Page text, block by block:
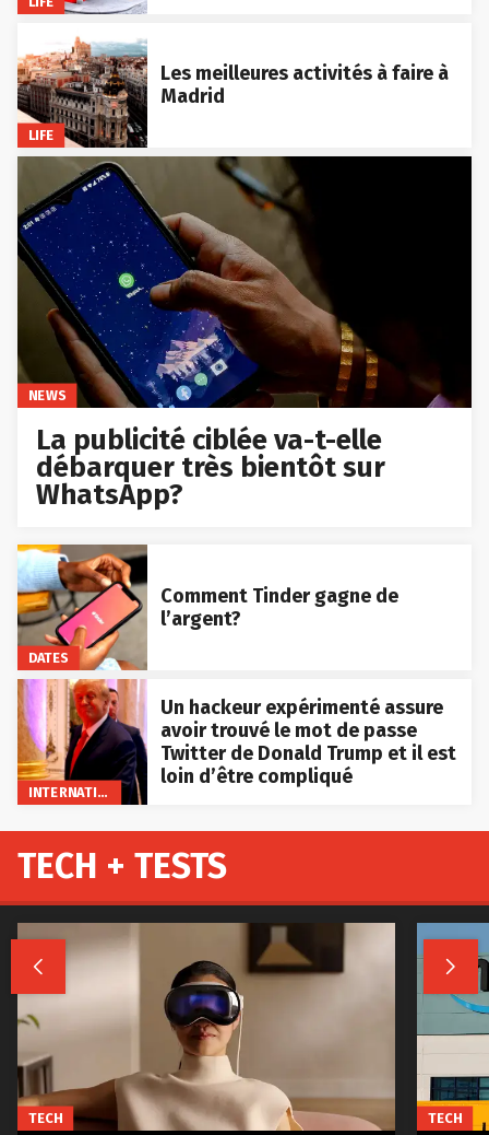
LIFE
Les meilleures activités à faire à
Madrid
NEWS
La publicité ciblée va-t-elle
débarquer très bientôt sur
WhatsApp?
DATES
Comment Tinder gagne de
l’argent?
INTERNATIONAL
Un hackeur expérimenté assure
avoir trouvé le mot de passe
Twitter de Donald Trump et il est
loin d’être compliqué
TECH + TESTS
 
TECH TECH